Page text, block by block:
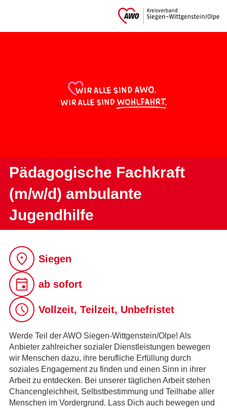
Pädagogische Fachkraft
(m/w/d) ambulante
Jugendhilfe
Siegen
ab sofort
Vollzeit, Teilzeit, Unbefristet
Werde Teil der AWO Siegen-Wittgenstein/Olpe! Als
Anbieter zahlreicher sozialer Dienstleistungen bewegen
wir Menschen dazu, ihre berufliche Erfüllung durch
soziales Engagement zu finden und einen Sinn in ihrer
Arbeit zu entdecken. Bei unserer täglichen Arbeit stehen
Chancengleichheit, Selbstbestimmung und Teilhabe aller
Menschen im Vordergrund. Lass Dich auch bewegen und